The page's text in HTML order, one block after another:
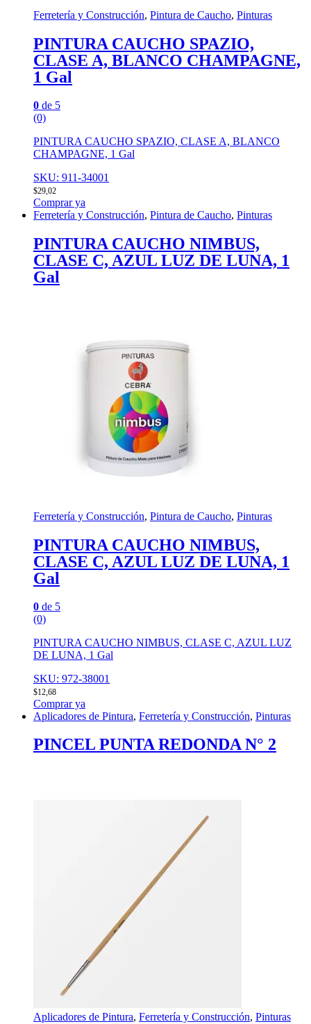
Ferretería y Construcción, Pintura de Caucho, Pinturas
PINTURA CAUCHO SPAZIO,
CLASE A, BLANCO CHAMPAGNE,
1 Gal
0 de 5
(0)
PINTURA CAUCHO SPAZIO, CLASE A, BLANCO
CHAMPAGNE, 1 Gal
SKU: 911-34001
$29,02
Comprar ya
Ferretería y Construcción, Pintura de Caucho, Pinturas
PINTURA CAUCHO NIMBUS,
CLASE C, AZUL LUZ DE LUNA, 1
Gal
Ferretería y Construcción, Pintura de Caucho, Pinturas
PINTURA CAUCHO NIMBUS,
CLASE C, AZUL LUZ DE LUNA, 1
Gal
0 de 5
(0)
PINTURA CAUCHO NIMBUS, CLASE C, AZUL LUZ
DE LUNA, 1 Gal
SKU: 972-38001
$12,68
Comprar ya
Aplicadores de Pintura, Ferretería y Construcción, Pinturas
PINCEL PUNTA REDONDA N° 2
Aplicadores de Pintura, Ferretería y Construcción, Pinturas